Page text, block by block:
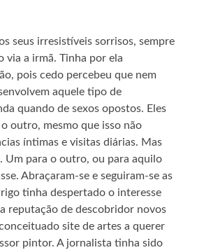
seus irresistíveis sorrisos, sempre
via a irmã. Tinha por ela
pois cedo percebeu que nem
aquele tipo de
quando de sexos opostos. Eles
outro, mesmo que isso não
íntimas e visitas diárias. Mas
Um para o outro, ou para aquilo
Abraçaram-se e seguiram-se as
tinha despertado o interesse
reputação de descobridor novos
site de artes a querer
pintor. A jornalista tinha sido